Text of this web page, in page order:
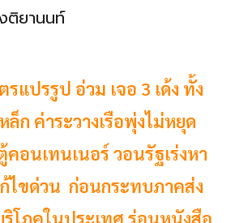
ยานนท์
รแปรรูป อ่วม เจอ 3 เด้ง ทั้ง
ล็ก ค่าระวางเรือพุ่งไม่หยุด
อนเทนเนอร์ วอนรัฐเร่งหา
ไขด่วน ก่อนกระทบภาคส่ง
โภคในประเทศ ร่อนหนังสือ